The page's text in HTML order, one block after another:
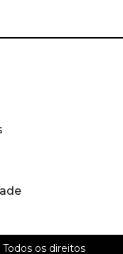
os direitos